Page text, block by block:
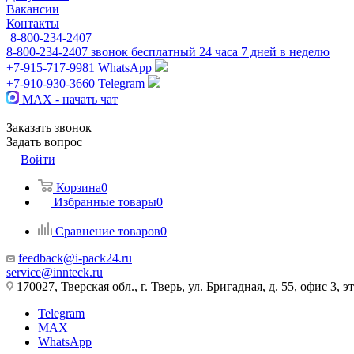
Вакансии
Контакты
8-800-234-2407
8-800-234-2407 звонок бесплатный 24 часа 7 дней в неделю
+7-915-717-9981 WhatsApp
+7-910-930-3660 Telegram
MAX - начать чат
Заказать звонок
Задать вопрос
Войти
Корзина0
Избранные товары0
Сравнение товаров0
feedback@i-pack24.ru
service@innteck.ru
170027, Тверская обл., г. Тверь, ул. Бригадная, д. 55, офис 3,
Telegram
MAX
WhatsApp